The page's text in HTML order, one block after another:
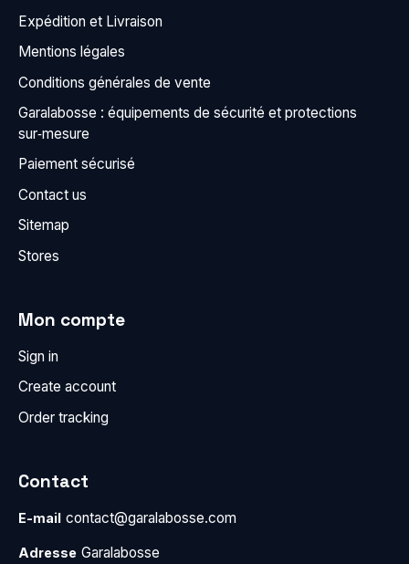
Expédition et Livraison
Mentions légales
Conditions générales de vente
Garalabosse : équipements de sécurité et protections
sur‑mesure
Paiement sécurisé
Contact us
Sitemap
Stores
Mon compte
Sign in
Create account
Order tracking
Contact
E-mail contact@garalabosse.com
Adresse Garalabosse